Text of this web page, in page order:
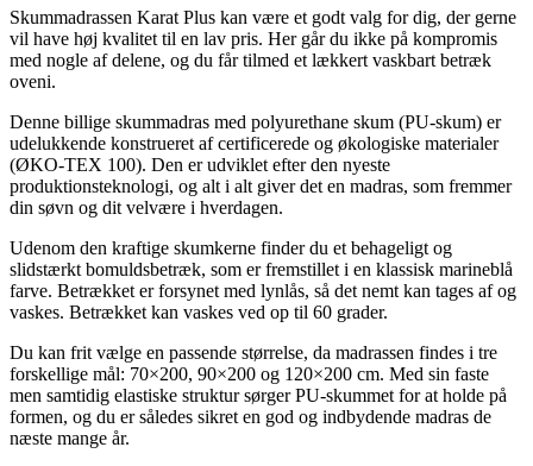
Skummadrassen Karat Plus kan være et godt valg for dig, der gerne
vil have høj kvalitet til en lav pris. Her går du ikke på kompromis
med nogle af delene, og du får tilmed et lækkert vaskbart betræk
oveni.
Denne billige skummadras med polyurethane skum (PU-skum) er
udelukkende konstrueret af certificerede og økologiske materialer
(ØKO-TEX 100). Den er udviklet efter den nyeste
produktionsteknologi, og alt i alt giver det en madras, som fremmer
din søvn og dit velvære i hverdagen.
Udenom den kraftige skumkerne finder du et behageligt og
slidstærkt bomuldsbetræk, som er fremstillet i en klassisk marineblå
farve. Betrækket er forsynet med lynlås, så det nemt kan tages af og
vaskes. Betrækket kan vaskes ved op til 60 grader.
Du kan frit vælge en passende størrelse, da madrassen findes i tre
forskellige mål: 70×200, 90×200 og 120×200 cm. Med sin faste
men samtidig elastiske struktur sørger PU-skummet for at holde på
formen, og du er således sikret en god og indbydende madras de
næste mange år.